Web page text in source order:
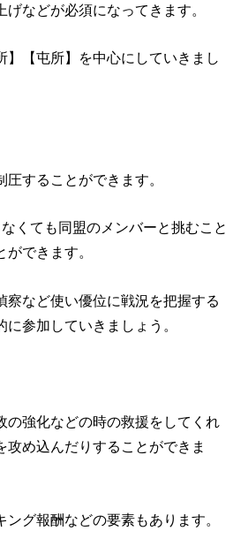
などが必須になってきます。
】【屯所】を中心にしていきまし
することができます。
くても同盟のメンバーと挑むこと
できます。
察など使い優位に戦況を把握する
参加していきましょう。
の強化などの時の救援をしてくれ
攻め込んだりすることができま
ング報酬などの要素もあります。